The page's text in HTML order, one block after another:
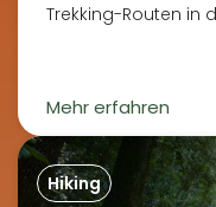
Trekking-Routen in
Mehr erfahren
Hiking